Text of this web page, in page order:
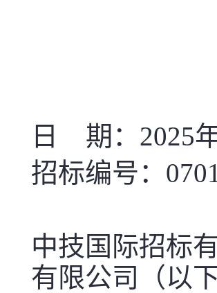
日 期： 2025
招标编号：
中技国际招标
有限公司
（以